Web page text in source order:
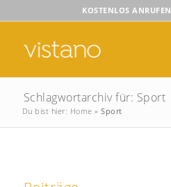
KOSTENLOS
Schlagwortarchiv für: Sport
Du bist hier: Home »Sport